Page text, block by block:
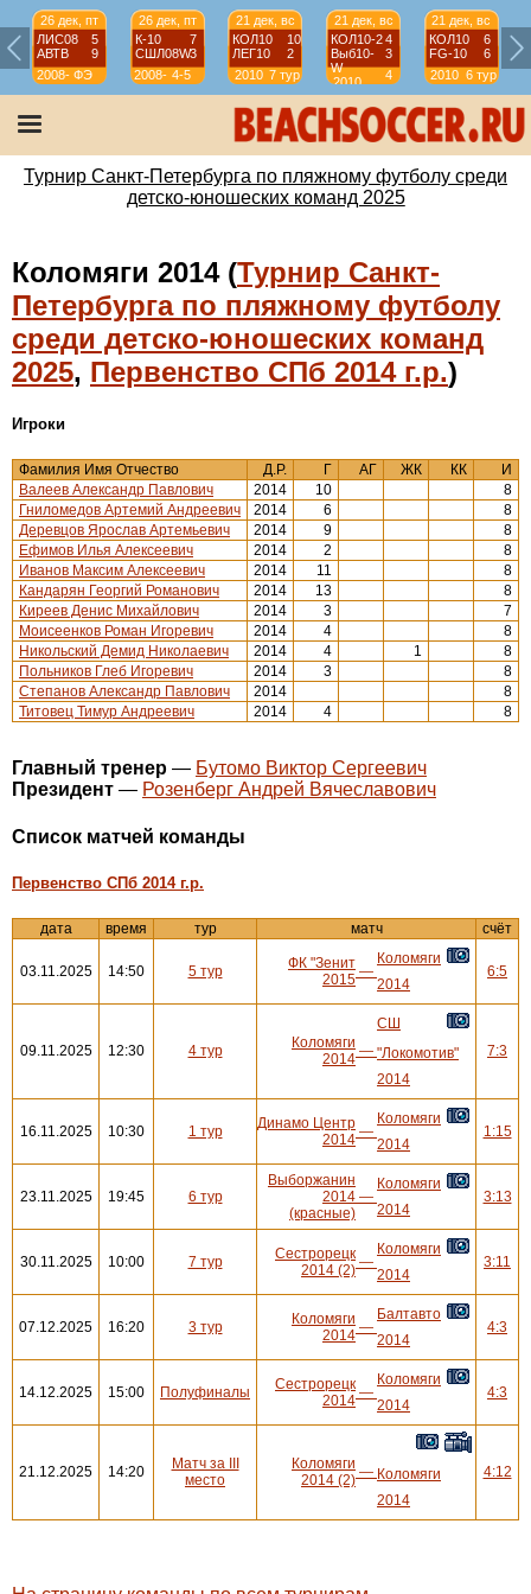
26 дек, пт
ЛИС08
5
АВТВ
9
2008-
2009
ФЭ
26 дек, пт
К-10
7
СШЛ08W3
2008-
2009
4-5
21 дек, вс
КОЛ10
10
ЛЕГ10
2
2010 7 тур
21 дек, вс
КОЛ10-24
Выб10-
W
3
2010
4
тур
21 дек, вс
КОЛ10
6
FG-10
6
2010 6 тур
Турнир Санкт-Петербурга по пляжному футболу среди
детско-юношеских команд 2025
Коломяги 2014 (Турнир Санкт-
Петербурга по пляжному футболу
среди детско-юношеских команд
2025, Первенство СПб 2014 г.р.)
Игроки
Фамилия Имя Отчество Д.Р. Г АГ ЖК КК
И
Валеев Александр Павлович
2014 10
8
Гниломедов Артемий Андреевич
2014 6
8
Деревцов Ярослав Артемьевич
2014 9
8
Ефимов Илья Алексеевич
2014 2
8
Иванов Максим Алексеевич
2014 11
8
Кандарян Георгий Романович
2014 13
8
Киреев Денис Михайлович
2014 3
7
Моисеенков Роман Игоревич
2014 4
8
Никольский Демид Николаевич
2014 4 1
8
Польников Глеб Игоревич
2014 3
8
Степанов Александр Павлович
2014
8
Титовец Тимур Андреевич
2014 4 8
Главный тренер — Бутомо Виктор Сергеевич
Президент — Розенберг Андрей Вячеславович
Cписок матчей команды
Первенство СПб 2014 г.р.
дата время тур матч счёт
03.11.2025 14:50 5 тур
ФК "Зенит
2015 —
Коломяги
2014
6:5
09.11.2025 12:30 4 тур
Коломяги
2014 —
СШ
"Локомотив"
2014
7:3
16.11.2025 10:30 1 тур
Динамо Центр
2014 —
Коломяги
2014
1:15
23.11.2025 19:45 6 тур
Выборжанин
2014
(красные)
—
Коломяги
2014
3:13
30.11.2025 10:00 7 тур
Сестрорецк
2014 (2) —
Коломяги
2014
3:11
07.12.2025 16:20 3 тур
Коломяги
2014 —
Балтавто
2014
4:3
14.12.2025 15:00 Полуфиналы
Сестрорецк
2014 —
Коломяги
2014
4:3
21.12.2025 14:20
Матч за III
место
Коломяги
2014 (2) — Коломяги
2014
4:12